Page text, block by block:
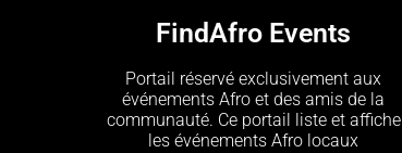
FindAfro Events
Portail réservé exclusivement aux
événements Afro et des amis de la
communauté. Ce portail liste et affiche
les événements Afro locaux